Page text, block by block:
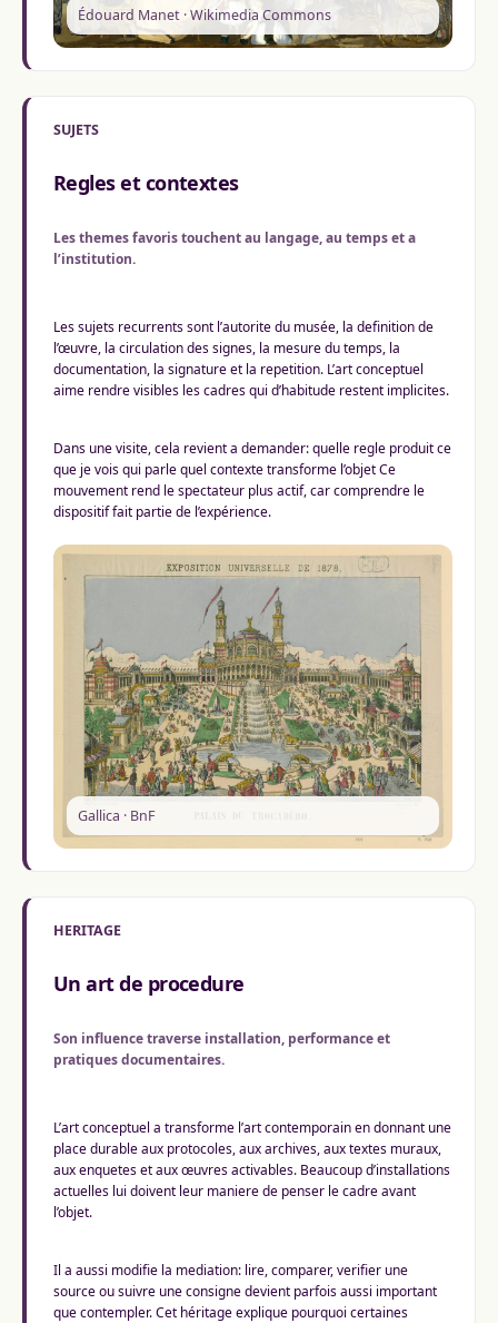
Édouard Manet · Wikimedia Commons
SUJETS
Regles et contextes
Les themes favoris touchent au langage, au temps et a
l’institution.
Les sujets recurrents sont l’autorite du musée, la definition de
l’œuvre, la circulation des signes, la mesure du temps, la
documentation, la signature et la repetition. L’art conceptuel
aime rendre visibles les cadres qui d’habitude restent implicites.
Dans une visite, cela revient a demander: quelle regle produit ce
que je vois qui parle quel contexte transforme l’objet Ce
mouvement rend le spectateur plus actif, car comprendre le
dispositif fait partie de l’expérience.
Gallica · BnF
HERITAGE
Un art de procedure
Son influence traverse installation, performance et
pratiques documentaires.
L’art conceptuel a transforme l’art contemporain en donnant une
place durable aux protocoles, aux archives, aux textes muraux,
aux enquetes et aux œuvres activables. Beaucoup d’installations
actuelles lui doivent leur maniere de penser le cadre avant
l’objet.
Il a aussi modifie la mediation: lire, comparer, verifier une
source ou suivre une consigne devient parfois aussi important
que contempler. Cet héritage explique pourquoi certaines